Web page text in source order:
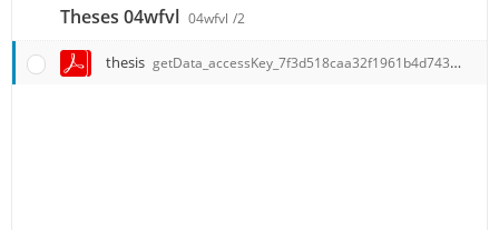
Theses 04wfvl 04wfvl /2
thesis getData_accessKey_7f3d518caa32f1961b4d7436b85995ad.274361anco